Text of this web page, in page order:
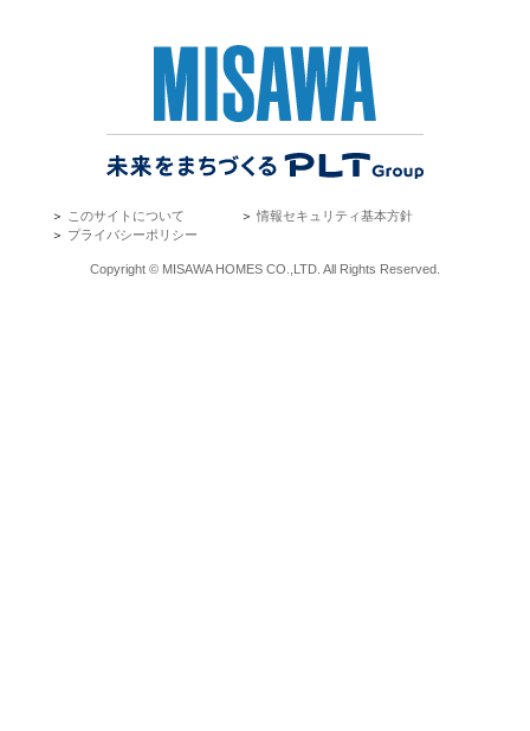
＞ このサイトについて ＞情報セキュリティ基本方針
＞ プライバシーポリシー
Copyright © MISAWA HOMES CO.,LTD. All Rights Reserved.